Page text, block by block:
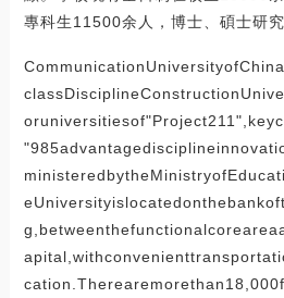
專科生11500余人，博士、碩士研